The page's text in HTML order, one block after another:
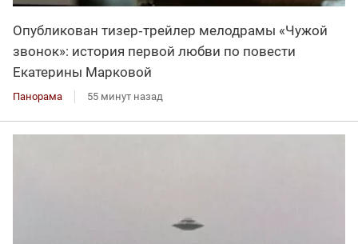
Опубликован тизер‑трейлер мелодрамы «Чужой
звонок»: история первой любви по повести
Екатерины Марковой
Панорама 55 минут назад